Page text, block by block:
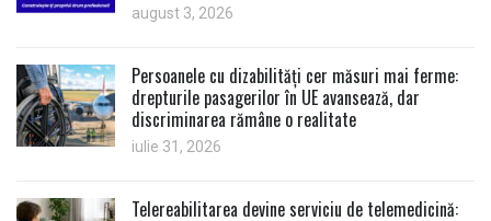
august 3, 2026
Persoanele cu dizabilități cer măsuri mai ferme:
drepturile pasagerilor în UE avansează, dar
discriminarea rămâne o realitate
iulie 31, 2026
Telereabilitarea devine serviciu de telemedicină: